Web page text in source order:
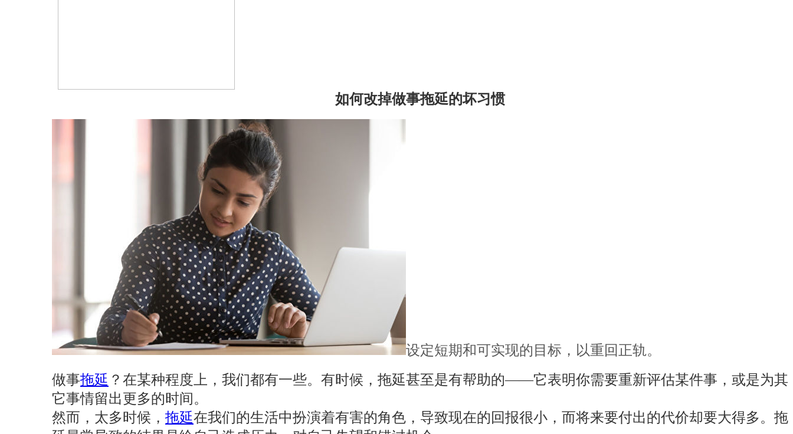
如何改掉做事拖延的坏习惯
设定短期和可实现的目标，以重回正轨。
做事拖延 ？在某种程度上，我们都有一些。有时候，拖延甚至是有帮助的——它表明你需要重新评估某件事，或是为其
它事情留出更多的时间。
然而，太多时候， 拖延在我们的生活中扮演着有害的角色，导致现在的回报很小，而将来要付出的代价却要大得多。拖